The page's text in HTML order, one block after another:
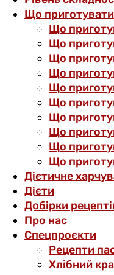
Що приготувати
Що
Що
Що
Що
Що
Що
Що
Що
Що
Що
Дієтичне
Дієти
Добірки
Про нас
Спецпроєкти
Рецепти
Хлібний